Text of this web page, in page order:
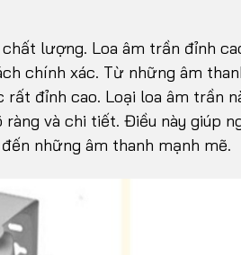
lượng. Loa âm trần đỉnh
chính xác. Từ những âm
đỉnh cao. Loại loa âm trần
và chi tiết. Điều này giúp
những âm thanh mạnh mẽ.